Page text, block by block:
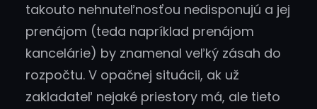
takouto nehnuteľnosťou nedisponujú a jej
prenájom (teda napríklad prenájom
kancelárie) by znamenal veľký zásah do
rozpočtu. V opačnej situácii, ak už
zakladateľ nejaké priestory má, ale tieto